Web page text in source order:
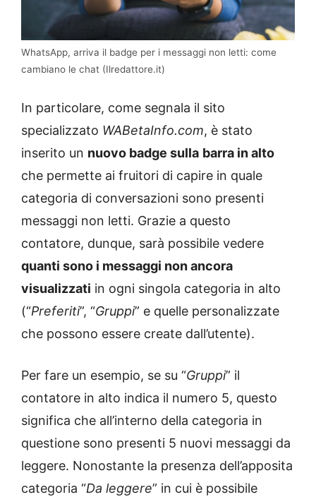
WhatsApp, arriva il badge per i messaggi non letti: come
cambiano le chat (Ilredattore.it)
In particolare, come segnala il sito
specializzato WABetaInfo.com, è stato
inserito un nuovo badge sulla barra in alto
che permette ai fruitori di capire in quale
categoria di conversazioni sono presenti
messaggi non letti. Grazie a questo
contatore, dunque, sarà possibile vedere
quanti sono i messaggi non ancora
visualizzati in ogni singola categoria in alto
(“Preferiti”, “Gruppi” e quelle personalizzate
che possono essere create dall’utente).
Per fare un esempio, se su “Gruppi” il
contatore in alto indica il numero 5, questo
significa che all’interno della categoria in
questione sono presenti 5 nuovi messaggi da
leggere. Nonostante la presenza dell’apposita
categoria “Da leggere” in cui è possibile